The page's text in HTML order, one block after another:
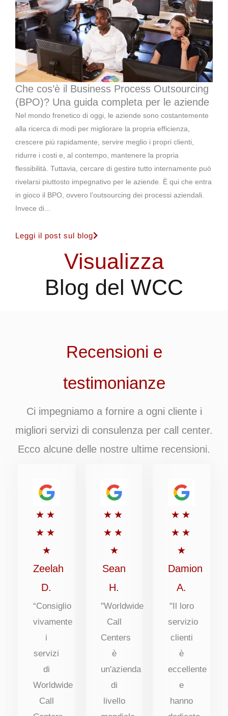
Che cos’è il Business Process Outsourcing
(BPO)? Una guida completa per le aziende
Nel mondo frenetico di oggi, le aziende sono costantemente
alla ricerca di modi per migliorare la propria efficienza,
crescere più rapidamente, servire meglio i propri clienti,
ridurre i costi e, al contempo, mantenere la propria
flessibilità. Tuttavia, cercare di gestire tutto internamente può
rivelarsi piuttosto impegnativo per le aziende. È qui che entra
in gioco il BPO, ovvero l’outsourcing dei processi aziendali.
Invece di...
Leggi il post sul blog
Visualizza
Blog del WCC
Recensioni e
testimonianze
Ci impegniamo a fornire a ogni cliente i
migliori servizi di consulenza per call center.
Ecco alcune delle nostre ultime recensioni.
★ ★
★ ★
★
Valutato
5
su
5
Zeelah
D.
“Consiglio
vivamente
i
servizi
di
Worldwide
Call
★ ★
★ ★
★
Valutato
5
su
5
Sean
H.
"Worldwide
Call
Centers
è
un'azienda
di
livello
★ ★
★ ★
★
Valutato
5
5
Damion
A.
"Il loro
servizio
clienti
è
eccellente
e
hanno